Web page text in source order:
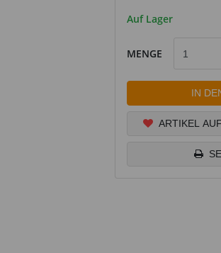
Auf Lager
MENGE
IN
ARTIKEL